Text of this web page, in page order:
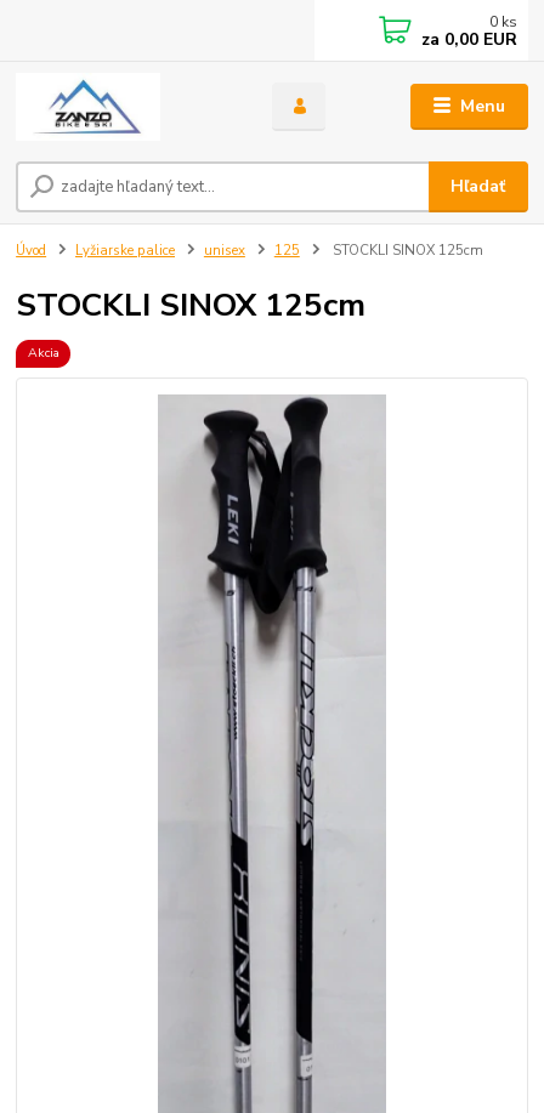
Menu
Hľadať
0 ks
za 0,00 EUR
Úvod Lyžiarske palice unisex 125 STOCKLI SINOX 125cm
STOCKLI SINOX 125cm
Akcia